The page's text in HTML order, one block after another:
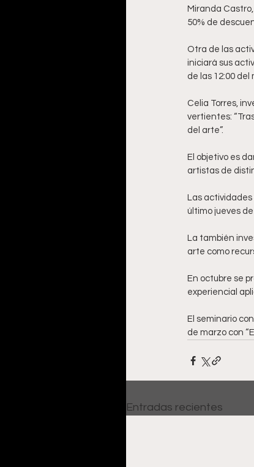
Miranda
50% de
Otra de las
iniciará sus
de las 12:00 del
Celia Torres,
vertientes:
del arte”.
El objetivo es
artistas de
Las
último jueves
La también
arte como
En octubre se
experiencial
El seminario
de marzo con
Entradas recientes